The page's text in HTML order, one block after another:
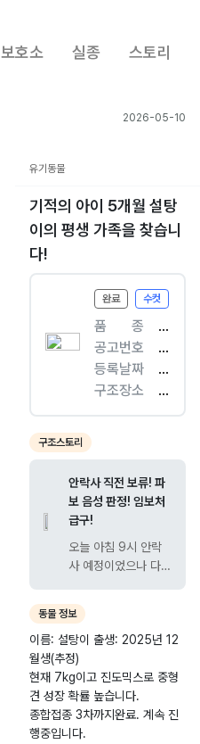
보호소 실종 스토리
2026-05-10
유기동물
기적의 아이 5개월 설탕
이의 평생 가족을 찾습니
다!
완료 수컷
품ㅤㅤ종
[
개
]
믹
스
공고번호
경
기
-
파
2
0
6
-
8
4
등록날짜
2
0
2
3.
0
구조장소
경
기
시
문
읍
지
1
6
(
구조스토리
안락사 직전 보류! 파
보 음성 판정! 임보처
급구!
오늘 아침 9시 안락
사 예정이었으나 다행
다. 현재 남은시간이
금요일 오전9시전까
지밖에 없습니다ㅜㅜ
보호소 키트검사 결과
파보와 코로나 모두
음성 판정을 받았습니
다! 다만 현재 설사 증
상이 있어 세심한 케
동물 정보
이름: 설탕이 출생: 2025년 12
월생(추정)
현재 7kg이고 진도믹스로 중형
견 성장 확률 높습니다.
종합접종 3차까지완료. 계속 진
행중입니다.